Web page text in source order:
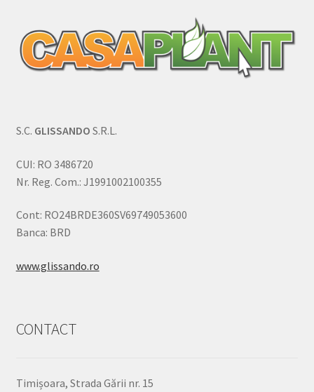
S.C. GLISSANDO S.R.L.
CUI: RO 3486720
Nr. Reg. Com.: J1991002100355
Cont: RO24BRDE360SV69749053600
Banca: BRD
www.glissando.ro
CONTACT
Timișoara, Strada Gării nr. 15